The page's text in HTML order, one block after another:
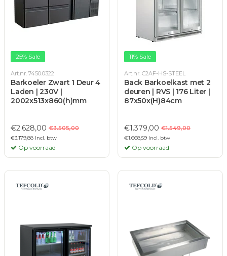
25% Sale
Art.nr. 7450.0322
Barkoeler Zwart 1 Deur 4
Laden | 230V |
2002x513x860(h)mm
€2.628,00 €3.505,00
€3.179,88 Incl. btw
Op voorraad
11% Sale
Art.nr. C2AF-HS-STEEL
Back Barkoelkast met 2
deuren | RVS | 176 Liter |
87x50x(H)84cm
€1.379,00 €1.549,00
€1.668,59 Incl. btw
Op voorraad